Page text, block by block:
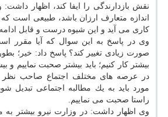
نقش بازدارندگی را ایفا كند، اظهار
اندازه متعارف ارزان باشد، طبیعی است
كاری می آید و این شیوه درست و قابل
وی در پاسخ به این سوال كه آیا مقرر
صورت زیادی تغییر كند؟ پاسخ داد: خیر؛
بیشتر كار كنیم؛ باید بیشتر صحبت نماییم
در عرصه های مختلف اجتماع صاحب نظر
مورد باید به یك مطالبه اجتماعی تبدیل
راستا صحبت می نماییم.
وی اظهار داشت: در وزارت نیرو بیشتر به